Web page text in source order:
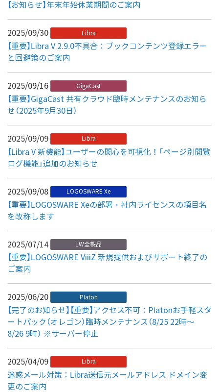
【お知らせ】年末年始休業期間のご案内
2025/09/30 Libra
【重要】Libra V 2.9.0不具合：ブックコンテンツ登録エラー
と回避策のご案内
2025/09/16 GigaCast
【重要】GigaCast 共有クラウド臨時メンテナンスのお知ら
せ（2025年9月30日）
2025/09/09 Libra
【Libra V 新機能】ユーザーの関心を可視化！「ページ別閲覧
ログ機能」追加のお知らせ
2025/09/08 LOGOSWARE Xe
【重要】LOGOSWARE Xeの部署・社内ライセンスの項目名
を改称します
2025/07/14 LW全製品
【重要】LOGOSWARE ViiiZ 新規提供およびサポート終了の
ご案内
2025/06/20 Platon
【完了のお知らせ】【重要】アクセス不可：Platonお手軽スタ
ートパック（オレゴン）臨時メンテナンス（8/25 22時～
8/26 9時） ※サーバー停止
2025/04/09 Libra
迷惑メール対策：Libra送信元メールアドレス ドメイン変
更のご案内